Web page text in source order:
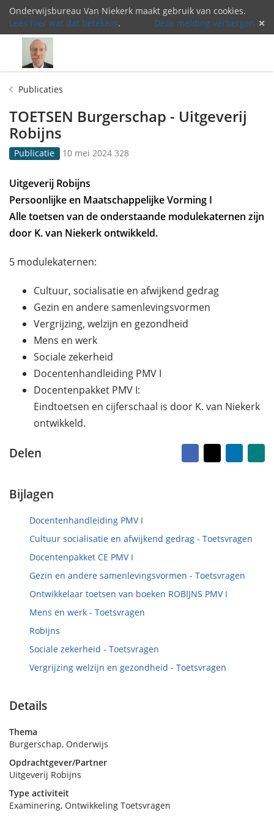
Onderwijsbureau Van Niekerk maakt gebruik van cookies.
Lees hier wat dat betekent. Deze melding verbergen
Menu
Publicaties
TOETSEN Burgerschap - Uitgeverij
Robijns
Publicatie 10 mei 2024G
b
l
c
d
p
1
e
i
2
0
2
3283
e
e
r
b
k
n
Uitgeverij Robijns
Persoonlijke en Maatschappelijke Vorming I
Alle toetsen van de onderstaande modulekaternen zijn
door K. van Niekerk ontwikkeld.
5 modulekaternen:
Cultuur, socialisatie en afwijkend gedrag
Gezin en andere samenlevingsvormen
Vergrijzing, welzijn en gezondheid
Mens en werk
Sociale zekerheid
Docentenhandleiding PMV I
Docentenpakket PMV I:
Eindtoetsen en cijferschaal is door K. van Niekerk
ontwikkeld.
Delen Facebook
X
Bijlagen
Docentenhandleiding PMV I
Cultuur socialisatie en afwijkend gedrag - Toetsvragen
Docentenpakket CE PMV I
Gezin en andere samenlevingsvormen - Toetsvragen
Ontwikkelaar toetsen van boeken ROBIJNS PMV I
Mens en werk - Toetsvragen
Robijns
Sociale zekerheid - Toetsvragen
Vergrijzing welzijn en gezondheid - Toetsvragen
Details
Thema
Burgerschap, Onderwijs
Opdrachtgever/Partner
Uitgeverij Robijns
Type activiteit
Examinering, Ontwikkeling Toetsvragen